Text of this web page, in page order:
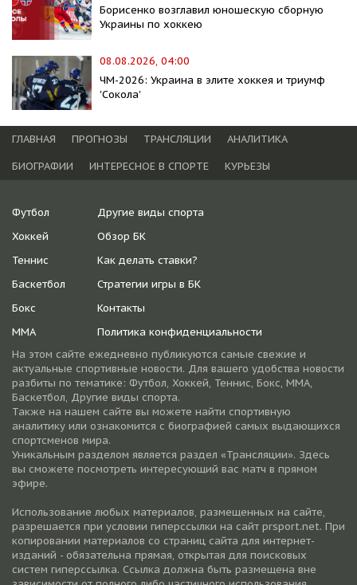
Борисенко возглавил юношескую сборную
Украины по хоккею
08.08.2026, 04:00
ЧМ-2026: Украина в элите хоккея и триумф
'Сокола'
ГЛАВНАЯ ПРОГНОЗЫ ТРАНСЛЯЦИИ
АНАЛИТИКА
БИОГРАФИИ
ИНТЕРЕСНОЕ В СПОРТЕ КУРЬЕЗЫ
Футбол
Хоккей
Теннис
Баскетбол
Бокс
ММА
Другие виды спорта
Обзор БК
Как делать ставки?
Стратегии игры в БК
Контакты
Политика конфиденциальности
На этом сайте ежедневно публикуются самые свежие и
актуальные спортивные новости. Для вашего удобства новости
разбиты по тематике: Футбол, Хоккей, Теннис, Бокс, ММА,
Баскетбол, Другие виды спорта.
Также на нашем сайте вы можете найти спортивную
аналитику или ознакомится с биографией самых выдающихся
спортсменов мира.
Уникальным разделом является раздел «Трансляции». Здесь
вы сможете посмотреть интересующий вас матч в прямом
эфире.
Использование любых материалов, размещенных на сайте,
разрешается при условии гиперссылки на cайт prsport.net. При
копировании материалов со страниц сайта для интернет-
изданий - обязательна прямая, открытая для поисковых
систем гиперссылка. Ссылка должна быть размещена вне